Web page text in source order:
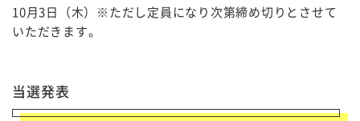
10月3日（木）※ただし定員になり次第締め切りとさせて
いただきます。
当選発表